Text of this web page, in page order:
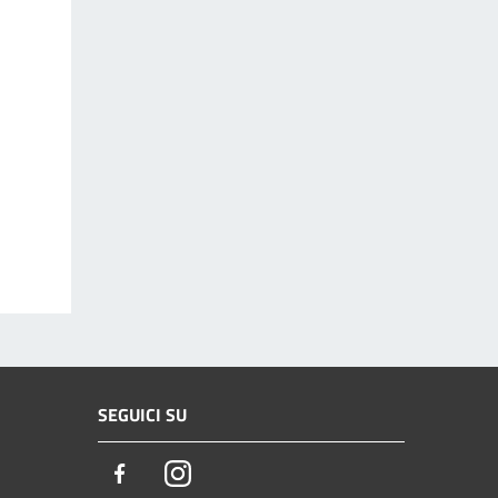
SEGUICI SU
FacebookInstagram